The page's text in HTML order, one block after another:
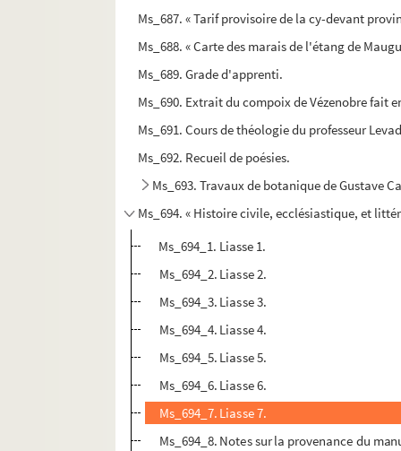
Ms_687. « Tarif provisoire de la cy-devant
Ms_688. « Carte des marais de l'étang de
Ms_689. Grade d'apprenti.
Ms_690. Extrait du compoix de Vézenobre fait
Ms_691. Cours de théologie du professeur
Ms_692. Recueil de poésies.
Ms_693. Travaux de botanique de Gustave
Ms_694. « Histoire civile, ecclésiastique, et
Ms_694_1. Liasse 1.
Ms_694_2. Liasse 2.
Ms_694_3. Liasse 3.
Ms_694_4. Liasse 4.
Ms_694_5. Liasse 5.
Ms_694_6. Liasse 6.
Ms_694_7. Liasse 7.
Ms_694_8. Notes sur la provenance du